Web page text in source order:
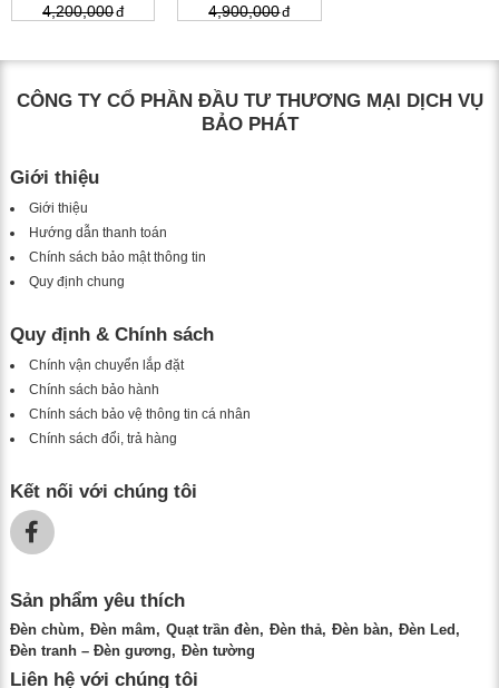
4,200,000 4,900,000
CÔNG TY CỔ PHẦN ĐẦU TƯ THƯƠNG MẠI DỊCH VỤ
BẢO PHÁT
Giới thiệu
Giới thiệu
Hướng dẫn thanh toán
Chính sách bảo mật thông tin
Quy định chung
Quy định & Chính sách
Chính vận chuyển lắp đặt
Chính sách bảo hành
Chính sách bảo vệ thông tin cá nhân
Chính sách đổi, trả hàng
Kết nối với chúng tôi
Sản phẩm yêu thích
Đèn chùm Đèn mâm Quạt trần đèn Đèn thả Đèn bàn
Đèn Led
Đèn tranh – Đèn gương
Đèn tường
Liên hệ với chúng tôi